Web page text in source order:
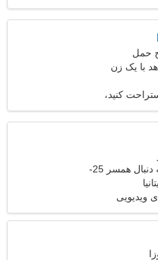
با یک زن
کنید،
مرد مجرد به دنبال همسر 25-
ویدیویی